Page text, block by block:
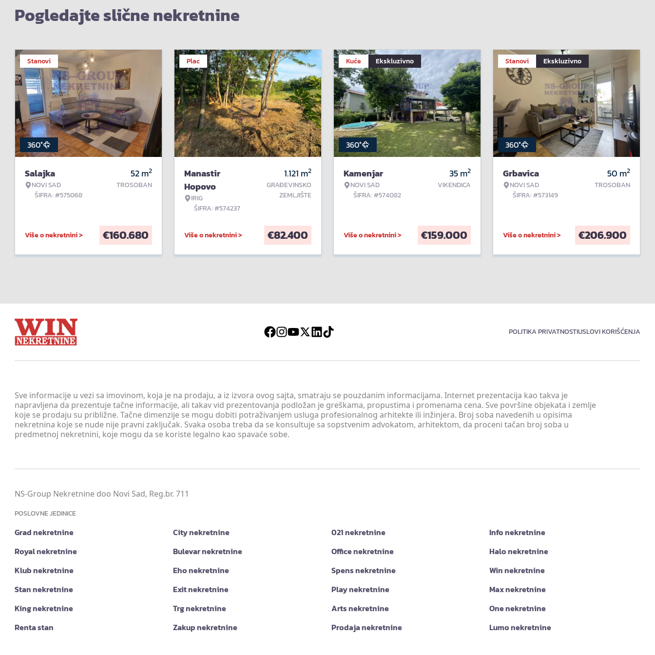
Pogledajte slične nekretnine
Stanovi
360°
Salajka
NOVI SAD
ŠIFRA: #575068
52m2
TROSOBAN
Više o nekretnini > €160.680
Plac
Manastir
Hopovo
IRIG
ŠIFRA: #574237
1.121 m2
GRAĐEVINSKO
ZEMLJIŠTE
Više o nekretnini > €82.400
Kuće Ekskluzivno
360°
Kamenjar
NOVI SAD
ŠIFRA: #574082
35m2
VIKENDICA
Više o nekretnini > €159.000
Stanovi Ekskluzivno
360°
Grbavica
NOVI SAD
ŠIFRA: #573149
50 m2
TROSOBAN
Više o nekretnini > €206.900
POLITIKA PRIVATNOSTIUSLOVI KORIŠĆENJA
Sve informacije u vezi sa imovinom, koja je na prodaju, a iz izvora ovog sajta, smatraju se pouzdanim informacijama. Internet prezentacija kao takva je
napravljena da prezentuje tačne informacije, ali takav vid prezentovanja podložan je greškama, propustima i promenama cena. Sve površine objekata i zemlje
koje se prodaju su približne. Tačne dimenzije se mogu dobiti potraživanjem usluga profesionalnog arhitekte ili inžinjera. Broj soba navedenih u opisima
nekretnina koje se nude nije pravni zaključak. Svaka osoba treba da se konsultuje sa sopstvenim advokatom, arhitektom, da proceni tačan broj soba u
predmetnoj nekretnini, koje mogu da se koriste legalno kao spavaće sobe.
NS-Group Nekretnine doo Novi Sad, Reg.br. 711
POSLOVNE JEDINICE
Grad nekretnine City nekretnine 021 nekretnine
Info nekretnine
Royal nekretnine
Bulevar nekretnine Office nekretnine
Halo nekretnine
Klub nekretnine
Eho nekretnine Spens nekretnine
Win nekretnine
Stan nekretnine
Exit nekretnine Play nekretnine
Max nekretnine
King nekretnine
Trg nekretnine Arts nekretnine
One nekretnine
Renta stan
Zakup nekretnine Prodaja nekretnine Lumo nekretnine